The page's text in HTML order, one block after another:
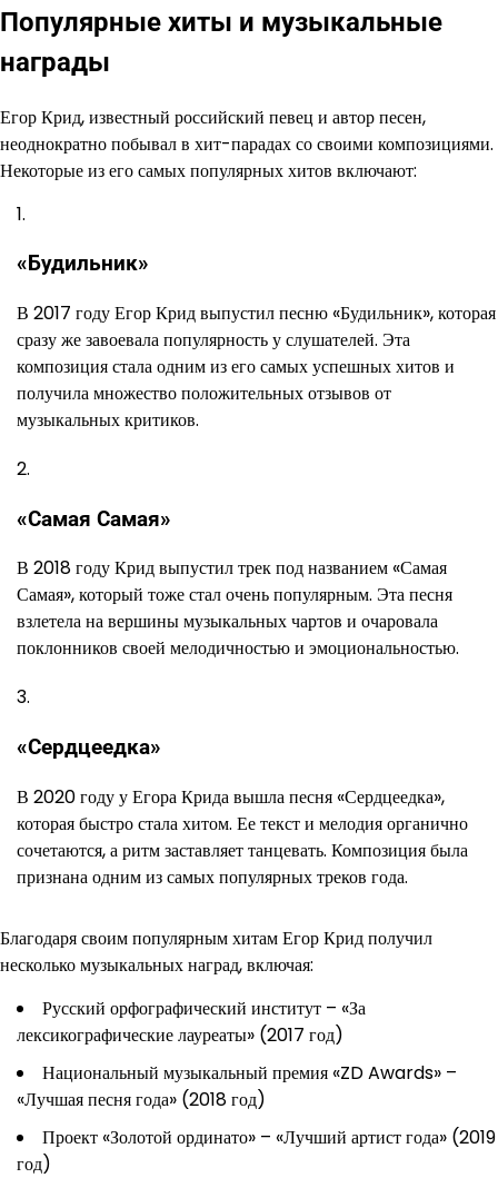
Популярные хиты и музыкальные
награды
Егор Крид, известный российский певец и автор песен,
неоднократно побывал в хит-парадах со своими композициями.
Некоторые из его самых популярных хитов включают:
«Будильник»
В 2017 году Егор Крид выпустил песню «Будильник», которая
сразу же завоевала популярность у слушателей. Эта
композиция стала одним из его самых успешных хитов и
получила множество положительных отзывов от
музыкальных критиков.
«Самая Самая»
В 2018 году Крид выпустил трек под названием «Самая
Самая», который тоже стал очень популярным. Эта песня
взлетела на вершины музыкальных чартов и очаровала
поклонников своей мелодичностью и эмоциональностью.
«Сердцеедка»
В 2020 году у Егора Крида вышла песня «Сердцеедка»,
которая быстро стала хитом. Ее текст и мелодия органично
сочетаются, а ритм заставляет танцевать. Композиция была
признана одним из самых популярных треков года.
Благодаря своим популярным хитам Егор Крид получил
несколько музыкальных наград, включая:
Русский орфографический институт – «За
лексикографические лауреаты» (2017 год)
Национальный музыкальный премия «ZD Awards» –
«Лучшая песня года» (2018 год)
Проект «Золотой ординато» – «Лучший артист года» (2019
год)